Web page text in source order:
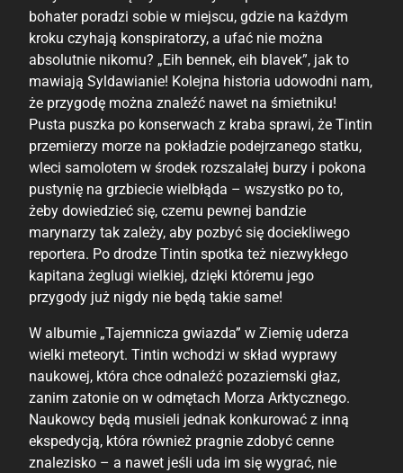
bohater poradzi sobie w miejscu, gdzie na każdym
kroku czyhają konspiratorzy, a ufać nie można
absolutnie nikomu? „Eih bennek, eih blavek”, jak to
mawiają Syldawianie! Kolejna historia udowodni nam,
że przygodę można znaleźć nawet na śmietniku!
Pusta puszka po konserwach z kraba sprawi, że Tintin
przemierzy morze na pokładzie podejrzanego statku,
wleci samolotem w środek rozszalałej burzy i pokona
pustynię na grzbiecie wielbłąda – wszystko po to,
żeby dowiedzieć się, czemu pewnej bandzie
marynarzy tak zależy, aby pozbyć się dociekliwego
reportera. Po drodze Tintin spotka też niezwykłego
kapitana żeglugi wielkiej, dzięki któremu jego
przygody już nigdy nie będą takie same!
W albumie „Tajemnicza gwiazda” w Ziemię uderza
wielki meteoryt. Tintin wchodzi w skład wyprawy
naukowej, która chce odnaleźć pozaziemski głaz,
zanim zatonie on w odmętach Morza Arktycznego.
Naukowcy będą musieli jednak konkurować z inną
ekspedycją, która również pragnie zdobyć cenne
znalezisko – a nawet jeśli uda im się wygrać, nie